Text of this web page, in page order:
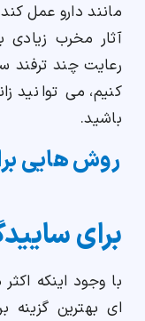
مانند دارو عمل
آثار مخرب
رعایت چند ترفند
کنیم، می توانید
باشید.
روش هایی
برای
با وجود اینکه
ای بهترین گزینه